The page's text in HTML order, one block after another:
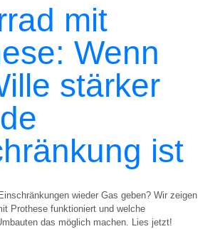
mit
Wenn
stärker
ist
wieder Gas geben? Wir zeigen
Prothese funktioniert und welche
das möglich machen. Lies jetzt!